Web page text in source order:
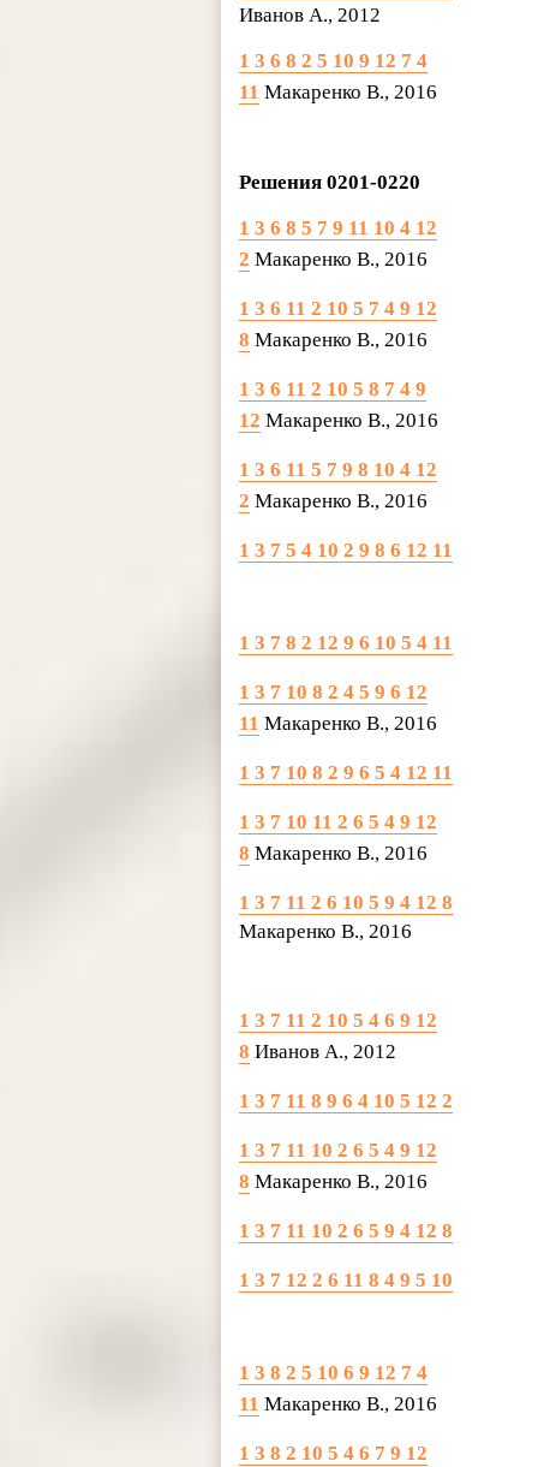
Иванов А., 2012
1 3 6 8 2 5 10 9 12 7 4
11 Макаренко В., 2016
Решения 0201-0220
1 3 6 8 5 7 9 11 10 4 12
2 Макаренко В., 2016
1 3 6 11 2 10 5 7 4 9 12
8 Макаренко В., 2016
1 3 6 11 2 10 5 8 7 4 9
12 Макаренко В., 2016
1 3 6 11 5 7 9 8 10 4 12
2 Макаренко В., 2016
1 3 7 5 4 10 2 9 8 6 12 11
1 3 7 8 2 12 9 6 10 5 4 11
1 3 7 10 8 2 4 5 9 6 12
11 Макаренко В., 2016
1 3 7 10 8 2 9 6 5 4 12 11
1 3 7 10 11 2 6 5 4 9 12
8 Макаренко В., 2016
1 3 7 11 2 6 10 5 9 4 12 8
Макаренко В., 2016
1 3 7 11 2 10 5 4 6 9 12
8 Иванов А., 2012
1 3 7 11 8 9 6 4 10 5 12 2
1 3 7 11 10 2 6 5 4 9 12
8 Макаренко В., 2016
1 3 7 11 10 2 6 5 9 4 12 8
1 3 7 12 2 6 11 8 4 9 5 10
1 3 8 2 5 10 6 9 12 7 4
11 Макаренко В., 2016
1 3 8 2 10 5 4 6 7 9 12